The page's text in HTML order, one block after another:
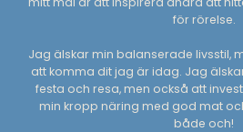
för rörelse.
Jag älskar min balanserade livsstil,
att komma dit jag är idag. Jag
festa och resa, men också att
min kropp näring med god mat
både och!